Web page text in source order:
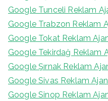
Google Tunceli Reklam
Google Trabzon Reklam
Google Tokat Reklam
Google Tekirdağ Reklam
Google Şırnak Reklam
Google Sivas Reklam
Google Sinop Reklam